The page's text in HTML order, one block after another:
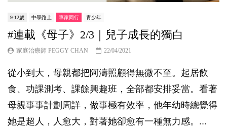
9-12歲 中學路上 專家同行 青少年
#連載《母子》2/3｜兒子成長的獨白
家庭治療師 PEGGY CHAN 22/04/2021
從小到大，母親都把阿濤照顧得無微不至。起居飲
食、功課測考、課餘興趣班，全部都安排妥當。看著
母親事事計劃周詳，做事極有效率，他年幼時總覺得
她是超人，人愈大，對著她卻愈有一種無力感。...